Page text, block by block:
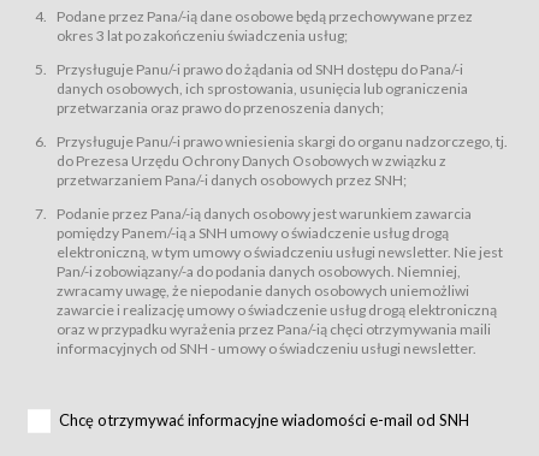
usługę utrzymywania konta użytkownika w Serwisie,
usługę newsletter,
usługę zawierania na odległość umów nabycia Karnetów i Biletów,
usługę zawierania na odległość umów sprzedaży w Sklepie.
dnia 18 lipca 2002 r. o świadczeniu usług drogą elektroniczną (Dz.U. z 2002
r., Nr 144, poz. 1204, z późń. zm.). Usługi świadczone są nieodpłatnie.
Na zasadach określonych w Regulaminie dostęp do Serwisu jest otwarty dla
Usługobiorca przed rozpoczęciem korzystania z Serwisu jest zobowiązany
zapoznać się z Regulaminem. Założenie konta w Serwisie oraz zamówienie
usługi newsletter za pośrednictwem przeznaczonego do tego formularza
zamieszczonego na stronach Serwisu dostępnych dla wszystkich
Usługobiorców wymaga akceptacji postanowień Regulaminu.
Usługobiorca zobowiązany jest do przestrzegania postanowień Regulaminu
od chwili rozpoczęcia korzystania z Serwisu.
Regulamin jest udostępniony Usługobiorcom nieodpłatnie za
Warunki techniczne korzystania z Usług
Podane przez Pana/-ią dane osobowe będą przechowywane przez
okres 3 lat po zakończeniu świadczenia usług;
Przysługuje Panu/-i prawo do żądania od SNH dostępu do Pana/-i
danych osobowych, ich sprostowania, usunięcia lub ograniczenia
przetwarzania oraz prawo do przenoszenia danych;
Przysługuje Panu/-i prawo wniesienia skargi do organu nadzorczego, tj.
do Prezesa Urzędu Ochrony Danych Osobowych w związku z
przetwarzaniem Pana/-i danych osobowych przez SNH;
Podanie przez Pana/-ią danych osobowy jest warunkiem zawarcia
pomiędzy Panem/-ią a SNH umowy o świadczenie usług drogą
elektroniczną, w tym umowy o świadczeniu usługi newsletter. Nie jest
Pan/-i zobowiązany/-a do podania danych osobowych. Niemniej,
zwracamy uwagę, że niepodanie danych osobowych uniemożliwi
zawarcie i realizację umowy o świadczenie usług drogą elektroniczną
oraz w przypadku wyrażenia przez Pana/-ią chęci otrzymywania maili
informacyjnych od SNH - umowy o świadczeniu usługi newsletter.
Chcę otrzymywać informacyjne wiadomości e-mail od SNH